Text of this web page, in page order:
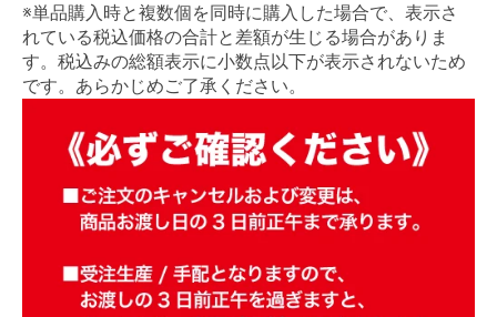
※単品購入時と複数個を同時に購入した場合で、表示さ
れている税込価格の合計と差額が生じる場合がありま
す。税込みの総額表示に小数点以下が表示されないため
です。あらかじめご了承ください。